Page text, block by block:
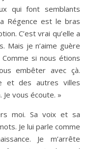
qui font semblants
Régence est le bras
C’est vrai qu’elle a
Mais je n’aime guère
si nous étions
embêter avec çà.
et des autres villes
vous écoute. »
moi. Sa voix et sa
Je lui parle comme
Je m’arrête